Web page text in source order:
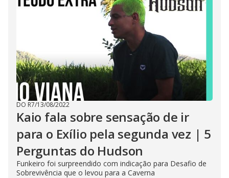
DO R7/13/08/2022
Kaio fala sobre sensação de ir
para o Exílio pela segunda vez | 5
Perguntas do Hudson
Funkeiro foi surpreendido com indicação para Desafio de
Sobrevivência que o levou para a Caverna